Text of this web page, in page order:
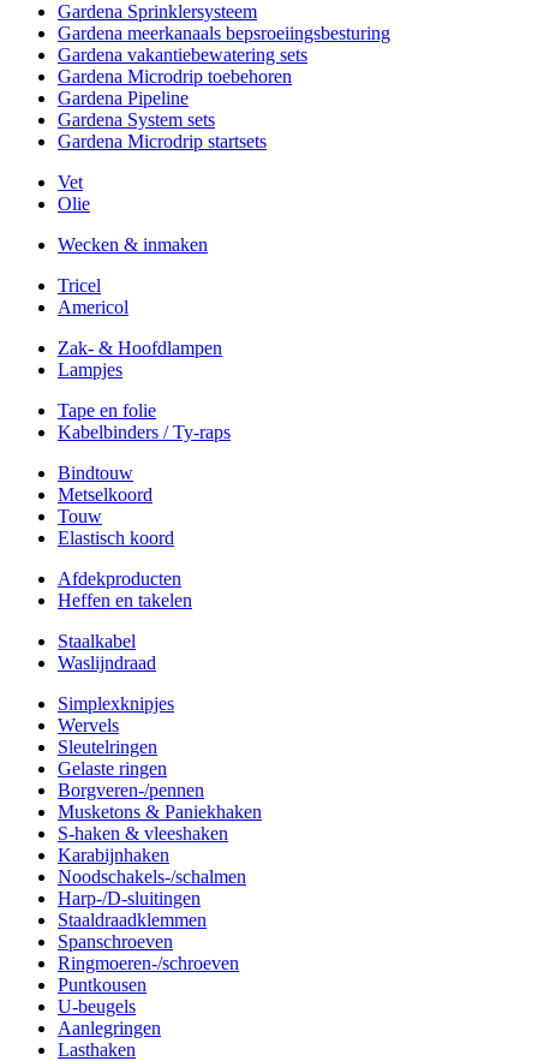
Gardena Sprinklersysteem
Gardena meerkanaals bepsroeiingsbesturing
Gardena vakantiebewatering sets
Gardena Microdrip toebehoren
Gardena Pipeline
Gardena System sets
Gardena Microdrip startsets
Vet
Olie
Wecken & inmaken
Tricel
Americol
Zak- & Hoofdlampen
Lampjes
Tape en folie
Kabelbinders / Ty-raps
Bindtouw
Metselkoord
Touw
Elastisch koord
Afdekproducten
Heffen en takelen
Staalkabel
Waslijndraad
Simplexknipjes
Wervels
Sleutelringen
Gelaste ringen
Borgveren-/pennen
Musketons & Paniekhaken
S-haken & vleeshaken
Karabijnhaken
Noodschakels-/schalmen
Harp-/D-sluitingen
Staaldraadklemmen
Spanschroeven
Ringmoeren-/schroeven
Puntkousen
U-beugels
Aanlegringen
Lasthaken